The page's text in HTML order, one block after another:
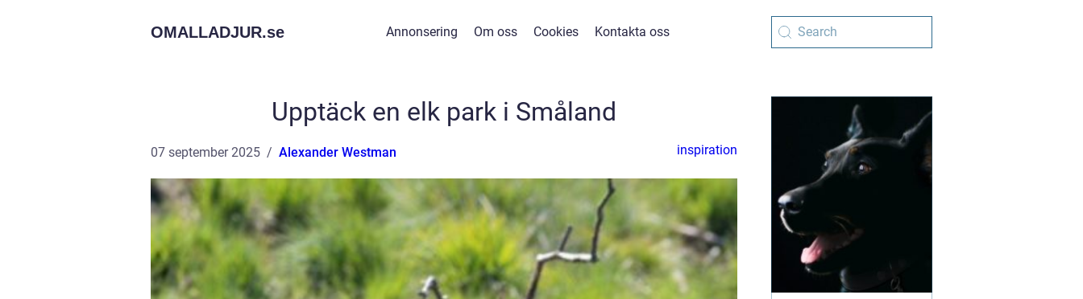
OMALLADJUR.se Annonsering Om oss Cookies Kontakta oss
Upptäck en elk park i Småland
07 september 2025 Alexander Westman inspiration